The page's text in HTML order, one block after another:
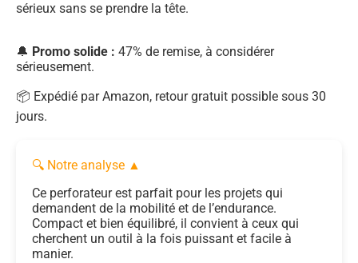
sérieux sans se prendre la tête.
🔔 Promo solide : 47% de remise, à considérer
sérieusement.
📦 Expédié par Amazon, retour gratuit possible sous 30
jours.
🔍 Notre analyse ▲
Ce perforateur est parfait pour les projets qui
demandent de la mobilité et de l’endurance.
Compact et bien équilibré, il convient à ceux qui
cherchent un outil à la fois puissant et facile à
manier.